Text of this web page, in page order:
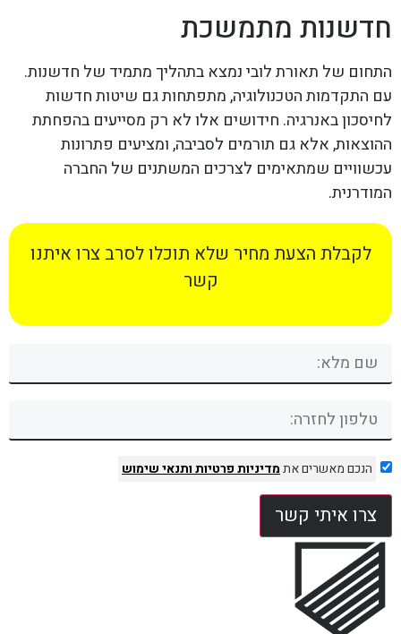
חדשנות מתמשכת
התחום של תאורת לובי נמצא בתהליך מתמיד של חדשנות.
עם התקדמות הטכנולוגיה, מתפתחות גם שיטות חדשות
לחיסכון באנרגיה. חידושים אלו לא רק מסייעים בהפחתת
ההוצאות, אלא גם תורמים לסביבה, ומציעים פתרונות
עכשוויים שמתאימים לצרכים המשתנים של החברה
המודרנית.
לקבלת הצעת מחיר שלא תוכלו לסרב צרו איתנו
קשר
הנכם מאשרים אתמדיניות פרטיותותנאי שימוש
צרו איתי קשר